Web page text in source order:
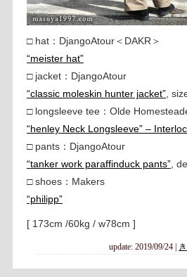
□ hat：DjangoAtour＜DAKR＞
“meister hat”
□ jacket：DjangoAtour
“classic moleskin hunter jacket”,
□ longsleeve tee：Olde
“henley Neck Longsleeve” –
□ pants：DjangoAtour
“tanker work paraffinduck pants”,
□ shoes：Makers
“philipp”
[ 173cm /60kg / w78cm ]
update: 2019/09/24 |